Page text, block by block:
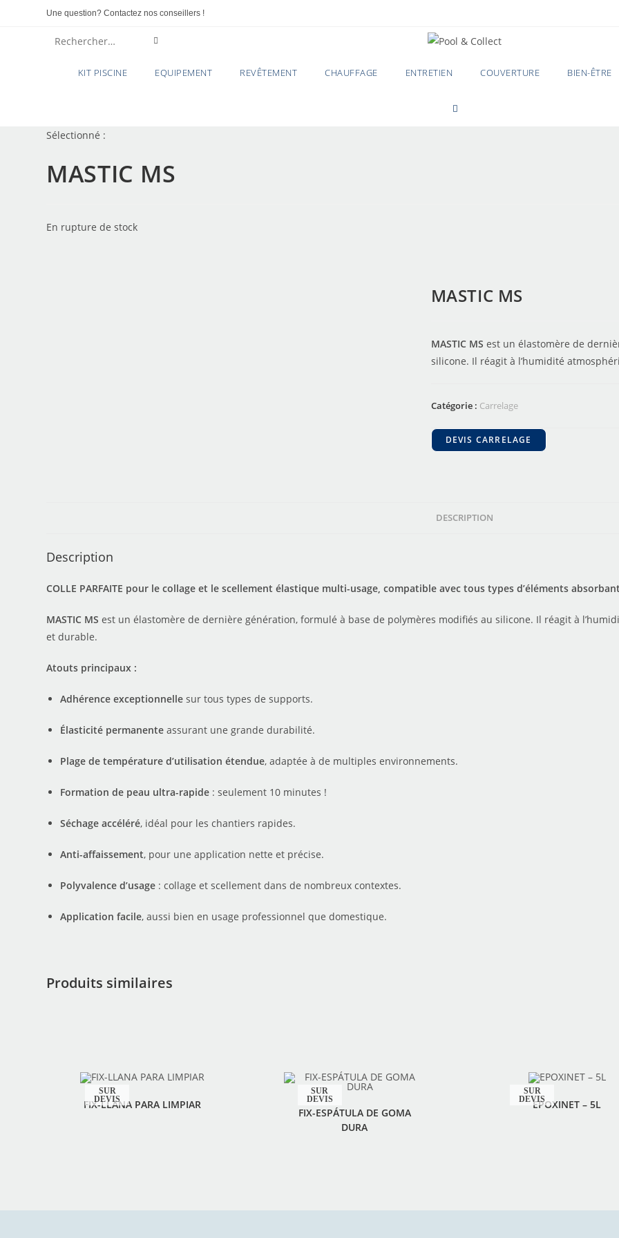
Une question? Contactez nos conseillers !
Rechercher
KIT PISCINE EQUIPEMENT REVÊTEMENT CHAUFFAGE ENTRETIEN COUVERTURE BIEN-ÊTRE
Sélectionné :
MASTIC MS
En rupture de stock
MASTIC MS
MASTIC MS est un élastomère de
silicone. Il réagit à l’humidité
Catégorie : Carrelage
DEVIS CARRELAGE
DESCRIPTION
Description
COLLE PARFAITE pour le collage et le scellement élastique multi-usage, compatible avec tous types d’éléments
MASTIC MS est un élastomère de dernière génération, formulé à base de polymères modifiés au silicone. Il réagit à
et durable.
Atouts principaux :
Adhérence exceptionnelle sur tous types de supports.
Élasticité permanente assurant une grande durabilité.
Plage de température d’utilisation étendue, adaptée à de multiples environnements.
Formation de peau ultra-rapide : seulement 10 minutes !
Séchage accéléré, idéal pour les chantiers rapides.
Anti-affaissement, pour une application nette et précise.
Polyvalence d’usage : collage et scellement dans de nombreux contextes.
Application facile, aussi bien en usage professionnel que domestique.
Produits similaires
FIX-LLANA PARA LIMPIAR
FIX-ESPÁTULA DE GOMA
DURA
EPOXINET – 5L